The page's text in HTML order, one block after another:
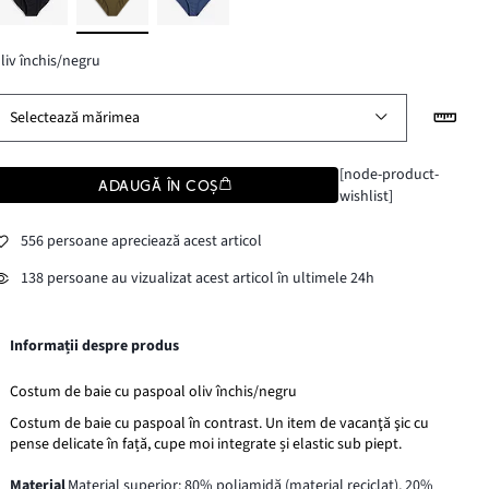
închis/negru
Selectează mărimea
ADAUGĂ ÎN COȘ
[node-product-
wishlist]
556 persoane apreciează acest articol
138 persoane au vizualizat acest articol în ultimele 24h
Informații despre produs
Costum de baie cu paspoal oliv închis/negru
Costum de baie cu paspoal în contrast. Un item de vacanţă şic cu
pense delicate în față, cupe moi integrate și elastic sub piept.